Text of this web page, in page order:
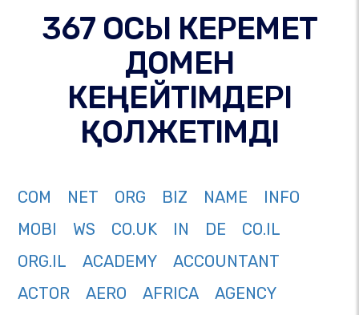
367 ОСЫ КЕРЕМЕТ
ДОМЕН
КЕҢЕЙТІМДЕРІ
ҚОЛЖЕТІМДІ
COM NET ORG BIZ NAME
INFO
MOBI
WS CO.UK IN DE
CO.IL
ORG.IL
ACADEMY
ACCOUNTANT
ACTOR
AERO AFRICA
AGENCY